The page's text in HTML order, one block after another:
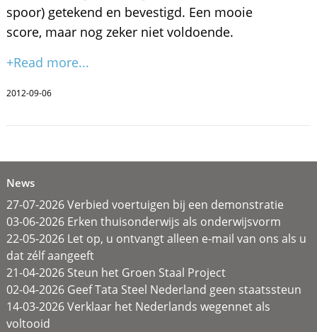
spoor) getekend en bevestigd. Een mooie
score, maar nog zeker niet voldoende.
+Read more...
2012-09-06
News
27-07-2026 Verbied voertuigen bij een demonstratie
03-06-2026 Erken thuisonderwijs als onderwijsvorm
22-05-2026 Let op, u ontvangt alleen e-mail van ons als u
dat zélf aangeeft
21-04-2026 Steun het Groen Staal Project
02-04-2026 Geef Tata Steel Nederland geen staatssteun
14-03-2026 Verklaar het Nederlands wegennet als
voltooid